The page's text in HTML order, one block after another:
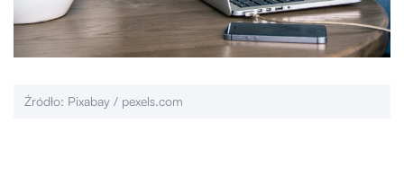
Źródło: Pixabay / pexels.com